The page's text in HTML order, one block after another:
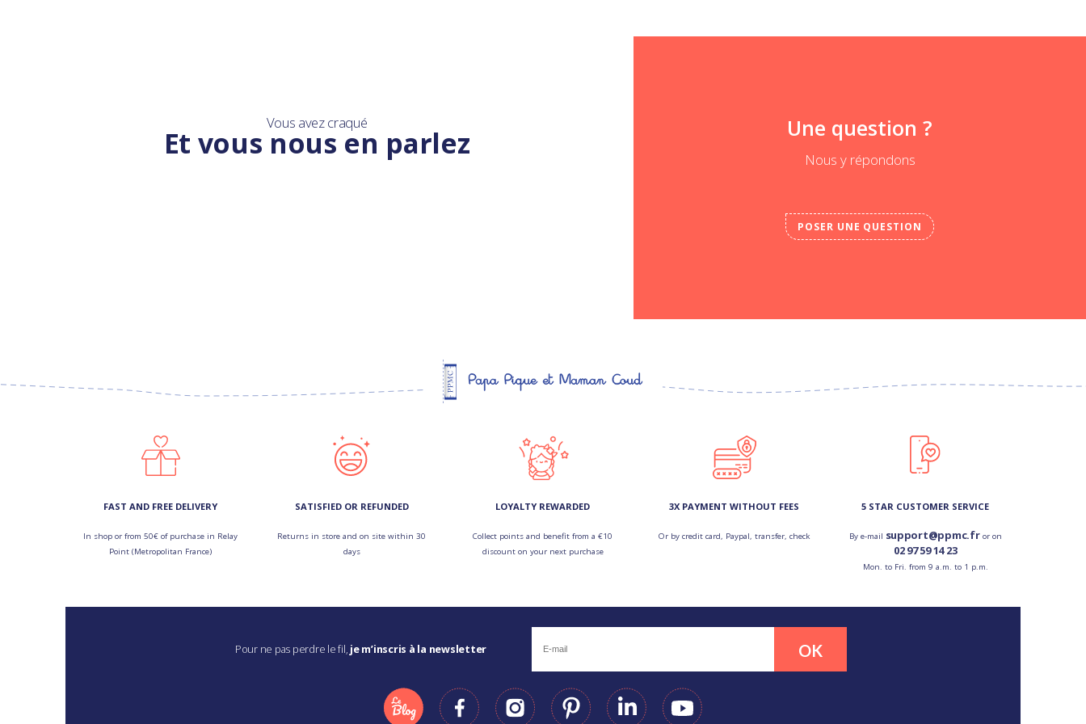
Vous avez craqué
Et vous nous en parlez Une question ?
Nous y répondons
POSER UNE QUESTION
FAST AND FREE DELIVERY
In shop or from 50€ of purchase in Relay
Point (Metropolitan France)
SATISFIED OR REFUNDED
Returns in store and on site within 30
days
LOYALTY REWARDED
Collect points and benefit from a €10
discount on your next purchase
3X PAYMENT WITHOUT FEES
Or by credit card, Paypal, transfer, check
5 STAR CUSTOMER SERVICE
By e-mail support@ppmc.fror on
02 97 59 14 23
Mon. to Fri. from 9 a.m. to 1 p.m.
Pour ne pas perdre le fil, je m’inscris à la newsletter OK